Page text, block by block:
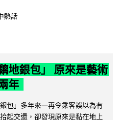
熱話
地銀包」 原來是藝術
年
包」多年來一再令乘客誤以為有
起交還，卻發現原來是黏在地上